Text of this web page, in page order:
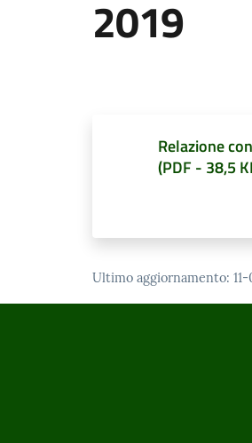
2019
Relazione
(PDF - 38,5
Ultimo aggiornamento: